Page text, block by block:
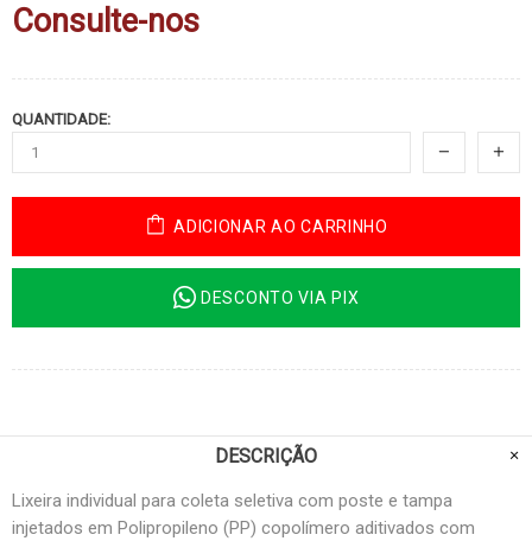
Consulte-nos
QUANTIDADE:
ADICIONAR AO CARRINHO
DESCONTO VIA PIX
DESCRIÇÃO
Lixeira individual para coleta seletiva com poste e tampa
injetados em Polipropileno (PP) copolímero aditivados com